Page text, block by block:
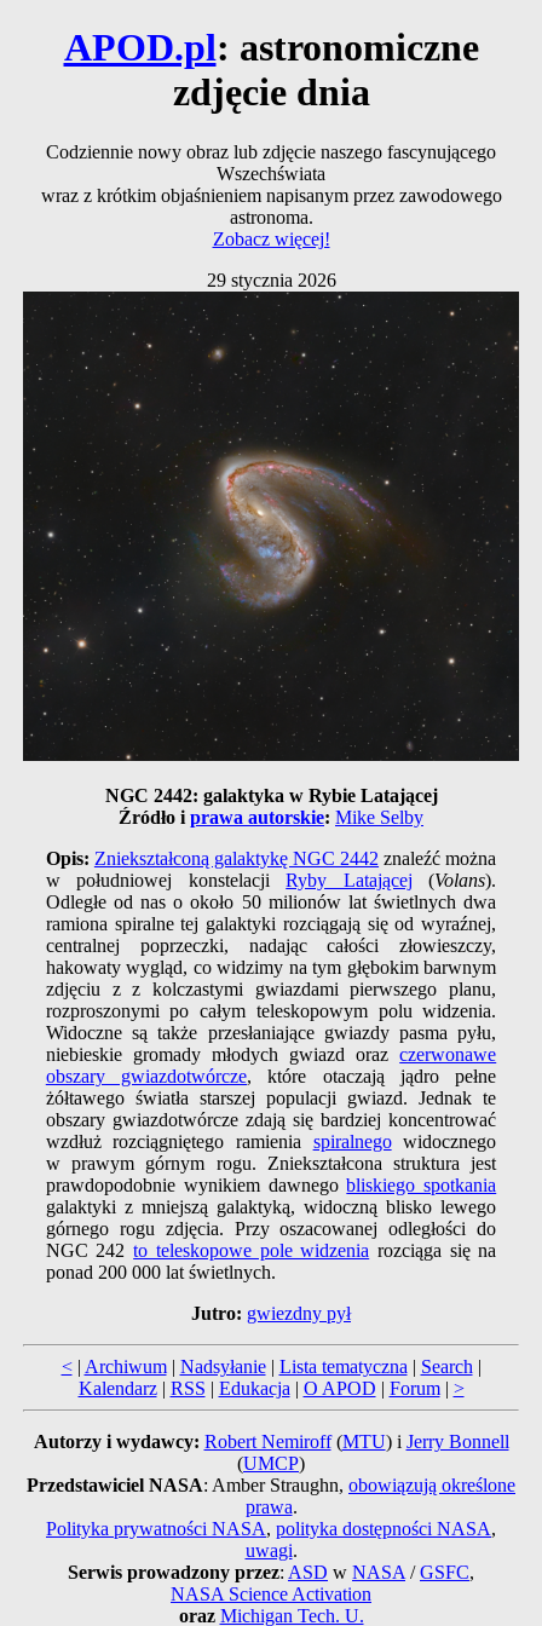
APOD.pl: astronomiczne
zdjęcie dnia
Codziennie nowy obraz lub zdjęcie naszego fascynującego
Wszechświata
wraz z krótkim objaśnieniem napisanym przez zawodowego
astronoma.
Zobacz więcej!
29 stycznia 2026
NGC 2442: galaktyka w Rybie Latającej
Źródło iprawa autorskie: Mike Selby
Opis: Zniekształconą galaktykę NGC 2442 znaleźć można
w południowej konstelacjiRyby Latającej (Volans).
Odległe od nas o około 50 milionów lat świetlnych dwa
ramiona spiralne tej galaktyki rozciągają się od wyraźnej,
centralnej poprzeczki, nadając całości złowieszczy,
hakowaty wygląd, co widzimy na tym głębokim barwnym
zdjęciu z z kolczastymi gwiazdami pierwszego planu,
rozproszonymi po całym teleskopowym polu widzenia.
Widoczne są także przesłaniające gwiazdy pasma pyłu,
niebieskie gromady młodych gwiazd orazczerwonawe
obszary gwiazdotwórcze, które otaczają jądro pełne
żółtawego światła starszej populacji gwiazd. Jednak te
obszary gwiazdotwórcze zdają się bardziej koncentrować
wzdłuż rozciągniętego ramienia spiralnegowidocznego
w prawym górnym rogu. Zniekształcona struktura jest
prawdopodobnie wynikiem dawnegobliskiego spotkania
galaktyki z mniejszą galaktyką, widoczną blisko lewego
górnego rogu zdjęcia. Przy oszacowanej odległości do
NGC 242to teleskopowe pole widzenia rozciąga się na
ponad 200 000 lat świetlnych.
Jutro: gwiezdny pył
<| Archiwum| Nadsyłanie| Lista tematyczna| Search|
Kalendarz| RSS Edukacja| O APOD Forum| >
Autorzy i wydawcy: Robert Nemiroff(MTU) i Jerry Bonnell
(UMCP)
Przedstawiciel NASA: Amber Straughn, obowiązują określone
prawa.
Polityka prywatności NASA, polityka dostępności NASA,
uwagi.
Serwis prowadzony przez: ASD w NASA/GSFC,
NASA Science Activation
oraz Michigan Tech. U.